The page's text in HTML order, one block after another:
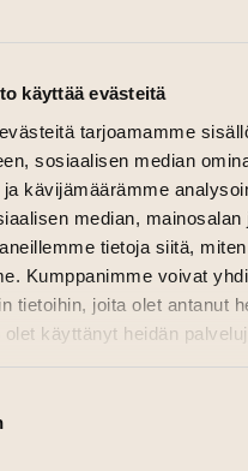
käyttää evästeitä
tarjoamamme
sosiaalisen median
kävijämäärämme
median,
tietoja siitä,
Kumppanimme voivat
tietoihin, joita olet antanut
käyttänyt heidän
hus i Åbo varje
båset för att sätta
för sommarkvällen.
nya favoriter och
från vecka till vecka.
och 21 bjuder
en stund efter jobbet
sommaren och det som
har öppet kl.